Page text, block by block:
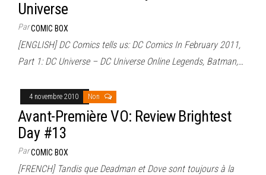
Universe
ParCOMIC BOX
[ENGLISH] DC Comics tells us: DC Comics In February 2011,
Part 1: DC Universe – DC Universe Online Legends, Batman,…
4 novembre 2010 Non
Avant-Première VO: Review Brightest
Day #13
ParCOMIC BOX
[FRENCH] Tandis que Deadman et Dove sont toujours à la